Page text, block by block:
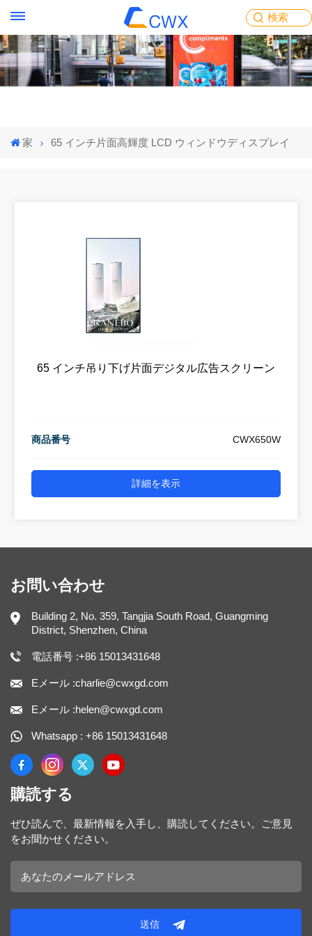
検索
家 65 インチ片面高輝度 LCD ウィンドウディスプレイ
65 インチ吊り下げ片面デジタル広告スクリーン
商品番号 CWX650W
詳細を表示
お問い合わせ
Building 2, No. 359, Tangjia South Road, Guangming
District, Shenzhen, China
電話番号 :+86 15013431648
Eメール :charlie@cwxgd.com
Eメール :helen@cwxgd.com
Whatsapp : +86 15013431648
購読する
ぜひ読んで、最新情報を入手し、購読してください。ご意見
をお聞かせください。
送信